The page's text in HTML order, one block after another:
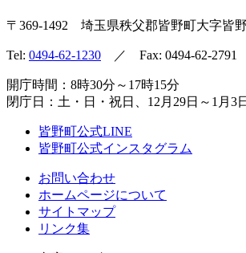
〒369-1492 埼玉県秩父郡皆野町 大字皆
Tel: 0494-62-1230 ／ Fax: 0494-62-2791
開庁時間：8時30分～17時15分
閉庁日：土・日・祝日、12月29日～1月3日
皆野町公式LINE
皆野町公式インスタグラム
お問い合わせ
ホームページについて
サイトマップ
リンク集